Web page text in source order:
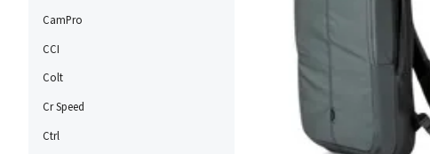
CamPro
CCI
Colt
Cr Speed
Ctrl